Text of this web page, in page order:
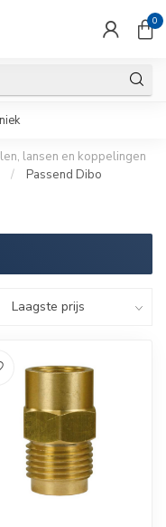
0
lansen en koppelingen
/ Passend Dibo